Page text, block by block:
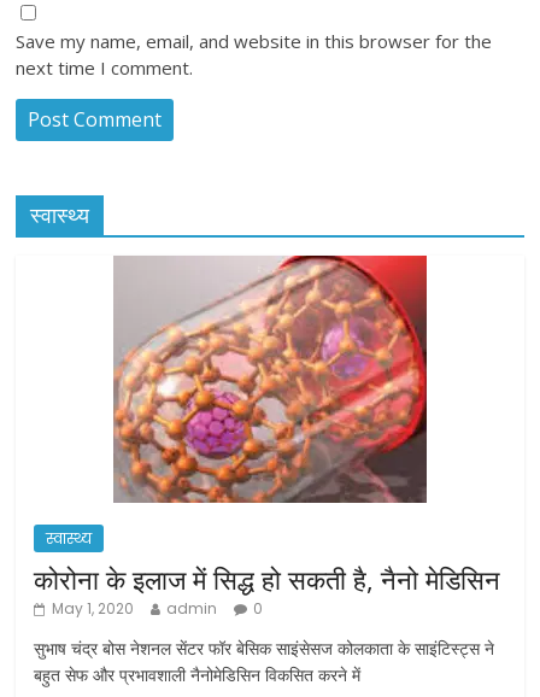
Save my name, email, and website in this browser for the
next time I comment.
स्वास्थ्य
स्वास्थ्य
कोरोना के इलाज में सिद्ध हो सकती है, नैनो मेडिसिन
May 1, 2020 admin 0
सुभाष चंद्र बोस नेशनल सेंटर फॉर बेसिक साइंसेसज कोलकाता के साइंटिस्ट्स ने
बहुत सेफ और प्रभावशाली नैनोमेडिसिन विकसित करने में